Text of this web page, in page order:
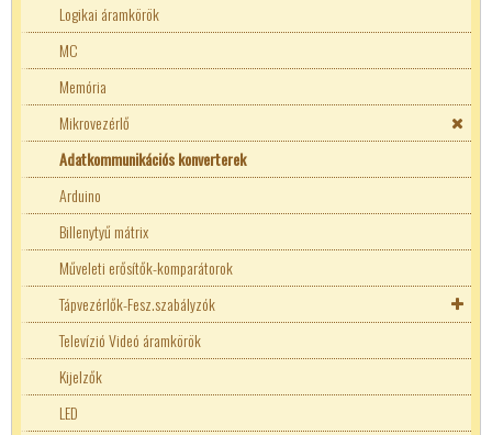
Logikai áramkörök
MC
Memória
Mikrovezérlő
Adatkommunikációs konverterek
Arduino
Billenytyű mátrix
Műveleti erősítők-komparátorok
Tápvezérlők-Fesz.szabályzók
Fix feszültségű stabilizátorok
Televízió Videó áramkörök
Kijelzők
LED